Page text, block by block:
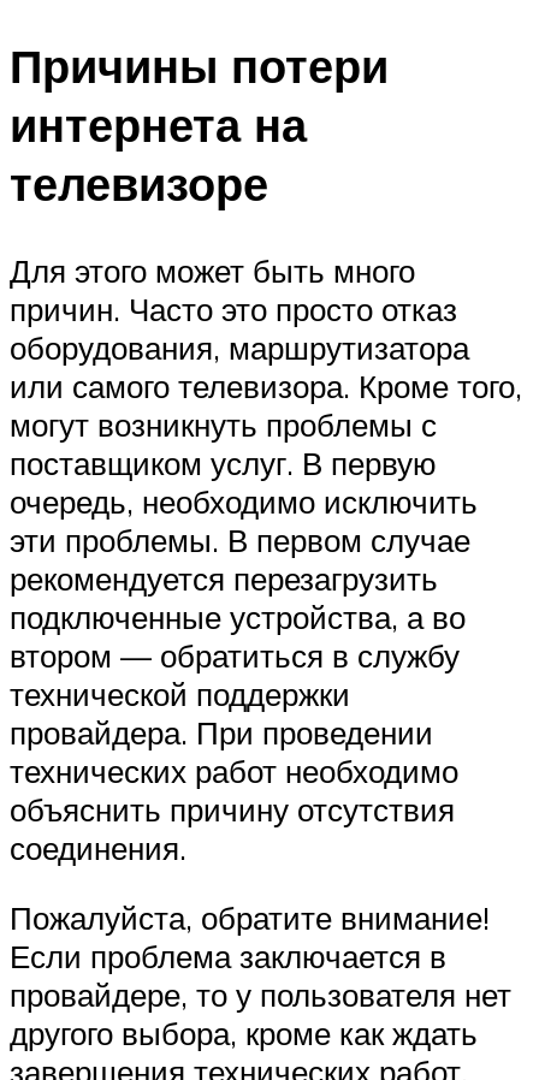
Причины потери
интернета на
телевизоре
Для этого может быть много
причин. Часто это просто отказ
оборудования, маршрутизатора
или самого телевизора. Кроме того,
могут возникнуть проблемы с
поставщиком услуг. В первую
очередь, необходимо исключить
эти проблемы. В первом случае
рекомендуется перезагрузить
подключенные устройства, а во
втором — обратиться в службу
технической поддержки
провайдера. При проведении
технических работ необходимо
объяснить причину отсутствия
соединения.
Пожалуйста, обратите внимание!
Если проблема заключается в
провайдере, то у пользователя нет
другого выбора, кроме как ждать
завершения технических работ.